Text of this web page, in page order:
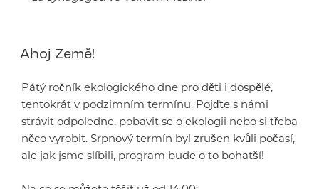
Ahoj Země!
Pátý ročník ekologického dne pro děti i dospělé,
tentokrát v podzimním termínu. Pojďte s námi
strávit odpoledne, pobavit se o ekologii nebo si třeba
něco vyrobit. Srpnový termín byl zrušen kvůli počasí,
ale jak jsme slíbili, program bude o to bohatší!